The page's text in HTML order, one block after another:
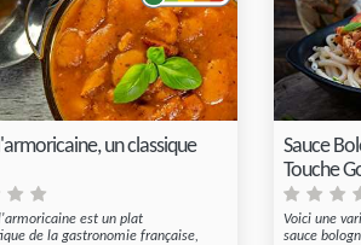
un classique
est un plat
de la gastronomie française,
Sauce
Touche
Voici une
sauce